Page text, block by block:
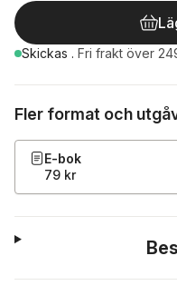
Skickas . Fri frakt över
Fler format och
E-bok
79 kr